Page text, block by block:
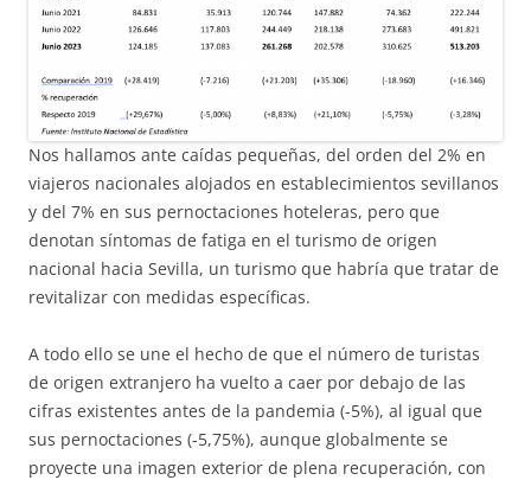
Nos hallamos ante caídas pequeñas, del orden del 2% en
viajeros nacionales alojados en establecimientos sevillanos
y del 7% en sus pernoctaciones hoteleras, pero que
denotan síntomas de fatiga en el turismo de origen
nacional hacia Sevilla, un turismo que habría que tratar de
revitalizar con medidas específicas.
A todo ello se une el hecho de que el número de turistas
de origen extranjero ha vuelto a caer por debajo de las
cifras existentes antes de la pandemia (-5%), al igual que
sus pernoctaciones (-5,75%), aunque globalmente se
proyecte una imagen exterior de plena recuperación, con